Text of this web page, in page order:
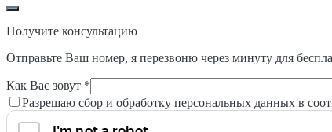
Получите консультацию
Отправьте Ваш номер, я перезвоню через минуту для
Как Вас зовут *
Разрешаю сбор и обработку персональных данных в